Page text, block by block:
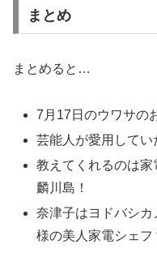
まとめ
まとめると…
7月17日のウワサの
芸能人が愛用してい
教えてくれるのは
麟川島！
奈津子はヨドバシ
様の美人家電シェフ